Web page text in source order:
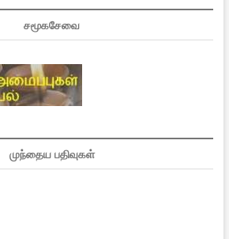
சமூகசேவை
முந்தைய பதிவுகள்